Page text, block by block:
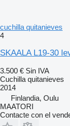
cuchilla quitanieves
4
SKAALA L19-30
3.500 € Sin IVA
Cuchilla quitanieves
2014
Finlandia, Oulu
MAATORI
Contacte con el